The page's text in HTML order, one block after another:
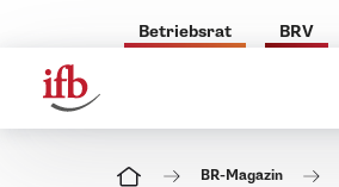
Betriebsrat BRV
BR-Magazin